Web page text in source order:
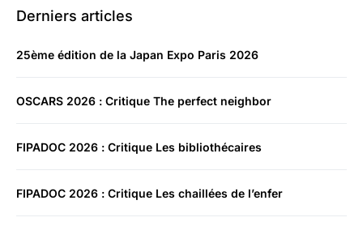
Derniers articles
25ème édition de la Japan Expo Paris 2026
OSCARS 2026 : Critique The perfect neighbor
FIPADOC 2026 : Critique Les bibliothécaires
FIPADOC 2026 : Critique Les chaillées de l’enfer